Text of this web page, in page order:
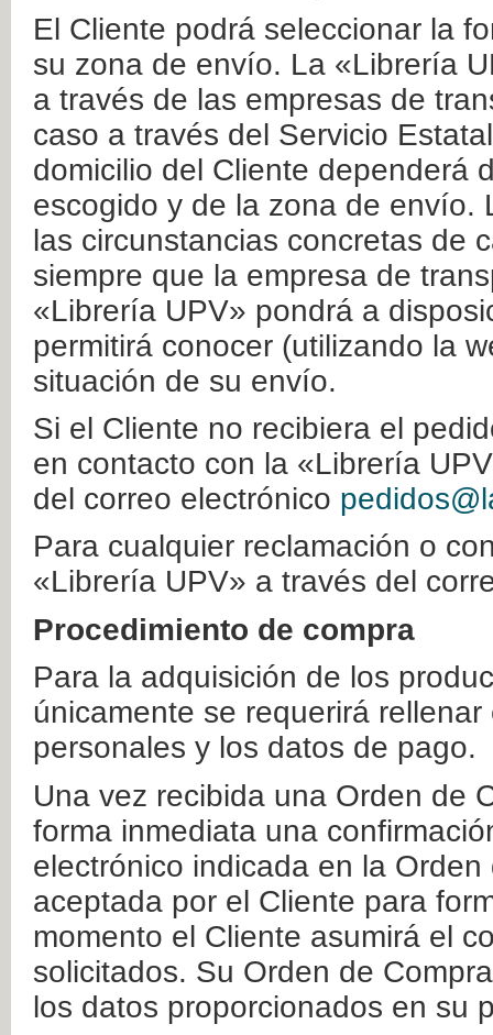
El Cliente podrá seleccionar la
su zona de envío. La «Librería
a través de las empresas de
caso a través del Servicio
domicilio del Cliente dependerá
escogido y de la zona de envío.
las circunstancias concretas de
siempre que la empresa de
«Librería UPV» pondrá a
permitirá conocer (utilizando la
situación de su envío.
Si el Cliente no recibiera el
en contacto con la «Librería
del correo electrónico
Para cualquier reclamación o
«Librería UPV» a través del
Procedimiento de compra
Para la adquisición de los
únicamente se requerirá
personales y los datos de pago.
Una vez recibida una Orden de
forma inmediata una
electrónico indicada en la
aceptada por el Cliente para
momento el Cliente asumirá el
solicitados. Su Orden de
los datos proporcionados en su